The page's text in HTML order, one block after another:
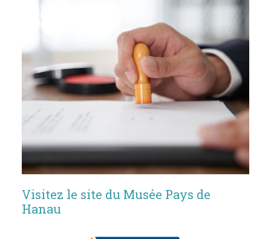
Visitez le site du Musée Pays de
Hanau